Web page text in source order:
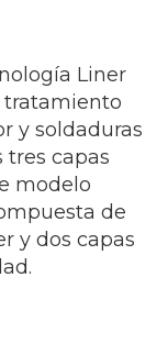
Liner
tratamiento
y soldaduras
tres capas
modelo
de
y dos capas